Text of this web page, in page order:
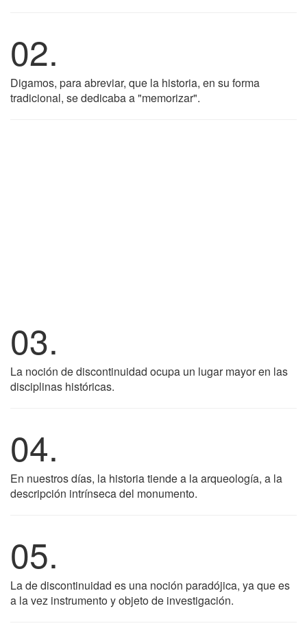
02.
Digamos, para abreviar, que la historia, en su forma
tradicional, se dedicaba a "memorizar".
03.
La noción de discontinuidad ocupa un lugar mayor en las
disciplinas históricas.
04.
En nuestros días, la historia tiende a la arqueología, a la
descripción intrínseca del monumento.
05.
La de discontinuidad es una noción paradójica, ya que es
a la vez instrumento y objeto de investigación.